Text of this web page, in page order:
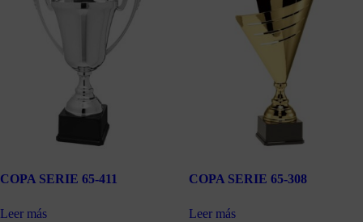
COPA SERIE 65-411
Leer más
COPA SERIE 65-308
Leer más